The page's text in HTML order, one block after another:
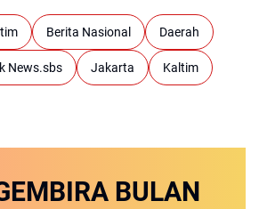
Berita Nasional Daerah
News.sbs Jakarta Kaltim
BULAN